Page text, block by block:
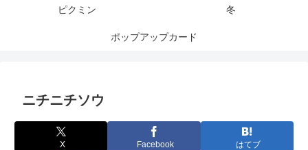
ピクミン 冬
ポップアップカード
ニチニチソウ
X Facebook はてブ